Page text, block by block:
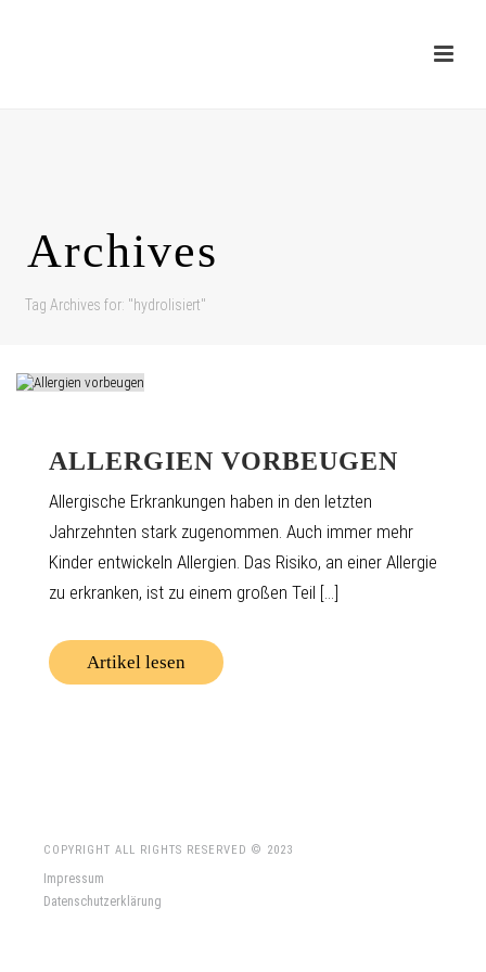
Archives
Tag Archives for: "hydrolisiert"
ALLERGIEN VORBEUGEN
Allergische Erkrankungen haben in den letzten
Jahrzehnten stark zugenommen. Auch immer mehr
Kinder entwickeln Allergien. Das Risiko, an einer Allergie
zu erkranken, ist zu einem großen Teil [...]
Artikel lesen
COPYRIGHT ALL RIGHTS RESERVED © 2023
Impressum
Datenschutzerklärung